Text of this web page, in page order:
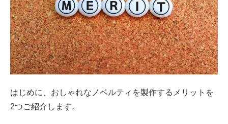
はじめに、おしゃれなノベルティを製作するメリットを
2つご紹介します。